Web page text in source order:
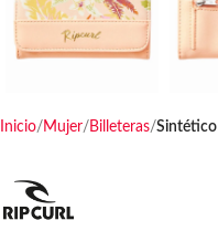
Inicio Mujer Billeteras Sintético